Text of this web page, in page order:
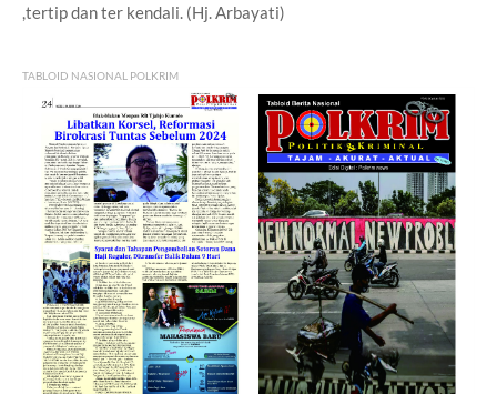
,tertip dan ter kendali. (Hj. Arbayati)
TABLOID NASIONAL POLKRIM